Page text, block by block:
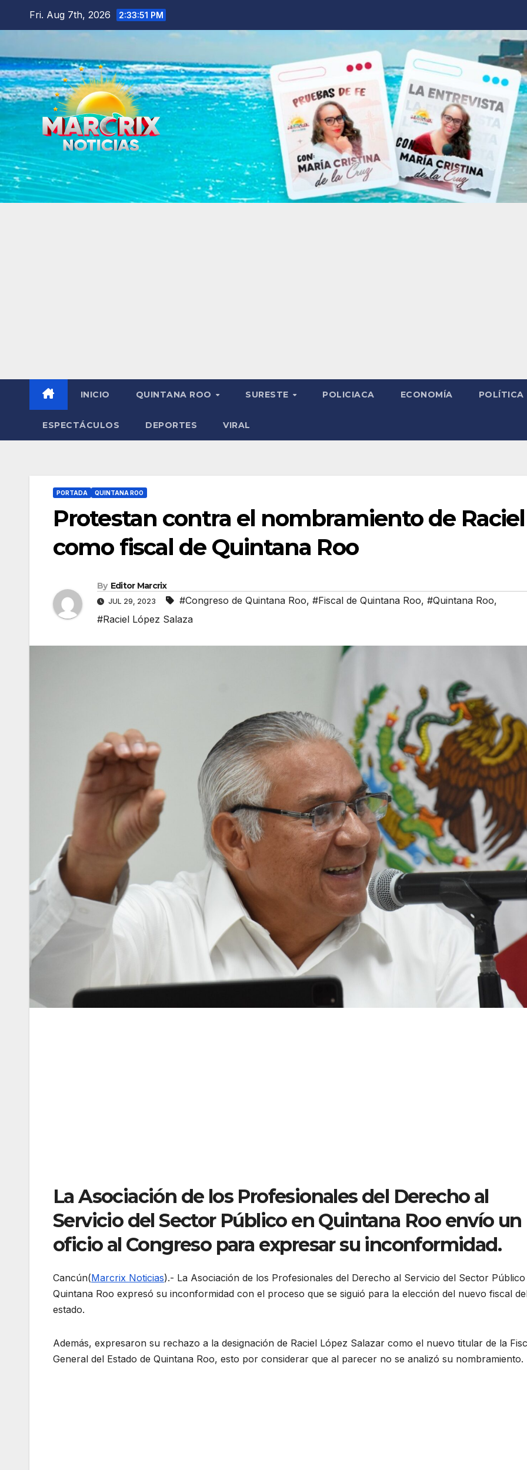
Fri. Aug 7th, 2026 2:33:53 PM
INICIO QUINTANA ROO SURESTE POLICIACA ECONOMÍA POLÍTICA
ESPECTÁCULOS DEPORTES VIRAL
PORTADA QUINTANA ROO
Protestan contra el nombramiento de Raciel
como fiscal de Quintana Roo
By Editor Marcrix
JUL 29, 2023 #Congreso de Quintana Roo, #Fiscal de Quintana Roo, #Quintana Roo,
#Raciel López Salaza
La Asociación de los Profesionales del Derecho al
Servicio del Sector Público en Quintana Roo envío un
oficio al Congreso para expresar su inconformidad.
Cancún(Marcrix Noticias).- La Asociación de los Profesionales del Derecho al Servicio del Sector
Quintana Roo expresó su inconformidad con el proceso que se siguió para la elección del nuevo fiscal
estado.
Además, expresaron su rechazo a la designación de Raciel López Salazar como el nuevo titular de la
General del Estado de Quintana Roo, esto por considerar que al parecer no se analizó su nombramiento.